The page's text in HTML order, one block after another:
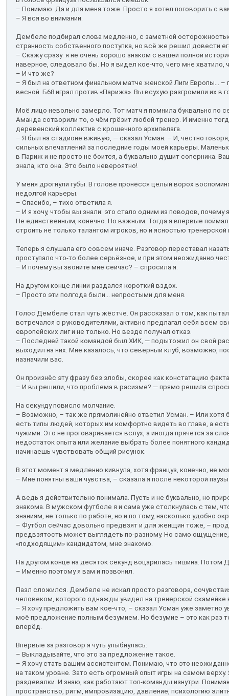
– Понимаю. Да и для меня тоже. Просто я хотел поговорить с
– Я вся во внимании.
Дембеле подбирал слова медленно, с заметной
странность собственного поступка, но всё же решил довести
– Скажу сразу: я не очень хорошо знаком с вашей полной
наверное, следовало бы. Но я видел кое-что, чего мне хватило,
– И что же?
– Я был на ответном финальном матче женской Лиги Европы...
весной. Б68 играл против «Парижа». Вы всухую разгромили их в
Моё лицо невольно замерло. Тот матч я помнила буквально по
Аманда сотворили то, о чём грёзит любой тренер. И именно
деревенский коллектив с крошечного архипелага.
– Я был на стадионе вживую, — сказал Усман. – И, честно
сильных впечатлений за последние годы моей карьеры.
в Париж и не просто не боится, а буквально душит соперника.
знала, кто она. Это было невероятно!
У меня дрогнули губы. В голове пронёсся целый ворох
недолгой карьеры.
– Спасибо, – тихо ответила я.
– И я хочу, чтобы вы знали: это стало одним из поводов,
Не единственным, конечно. Но важным. Тогда я впервые
строить не только талантом игроков, но и ясностью тренерской
Теперь я слушала его совсем иначе. Разговор переставал
проступало что-то более серьёзное, и при этом неожиданно
– И почему вы звоните мне сейчас? – спросила я.
На другом конце линии раздался короткий вздох.
– Просто эти полгода были... непростыми для меня.
Голос Дембеле стал чуть жёстче. Он рассказал о том, как
встречался с руководителями, активно предлагал себя всем
европейских лиг и не только. Но везде получал отказ.
– Последней такой командой был ХИК, — подытожил он свой
выходил на них. Мне казалось, что северный клуб, возможно,
назначили вас.
Он произнёс эту фразу без злобы, скорее как констатацию
– И вы решили, что проблема в расизме? — прямо решила
На секунду повисло молчание.
– Возможно, – так же прямолинейно ответил Усман. – Или хотя
есть типы людей, которых им комфортно видеть во главе, а
чужими. Это не проговаривается вслух, а иногда прячется за
недостаток опыта или желание выбрать более понятного
начинаешь чувствовать общий рисунок.
В этот момент я медленно кивнула, хотя француз, конечно, не
– Мне понятны ваши чувства, – сказала я после некоторой
А ведь я действительно понимала. Пусть и не буквально, но
знакома. В мужском футболе я и сама уже столкнулась с тем,
знаниям, не только по работе, но и по тому, насколько удобно
– Футбол сейчас довольно предвзят и для женщин тоже, –
предвзятость может выглядеть по-разному. Но само ощущение,
«подходящим» кандидатом, мне знакомо.
На другом конце на десяток секунд воцарилась тишина. Потом
– Именно поэтому я вам и позвонил.
Пазл сложился. Дембеле не искал просто разговора,
человеком, которого однажды увидел на тренерской скамейке
– Я хочу предложить вам кое-что, – сказал Усман уже заметно
моё предложение полным безумием. Но безумие – это как раз
вперёд.
Впервые за разговор я чуть улыбнулась:
– Выкладывайте, что это за предложение такое.
– Я хочу стать вашим ассистентом. Понимаю, что это
на таком уровне. Зато есть огромный опыт игры на самом
раздевалки. И знаю, как работают топ-команды изнутри.
пространство, ритм, импровизацию, давление, психологию